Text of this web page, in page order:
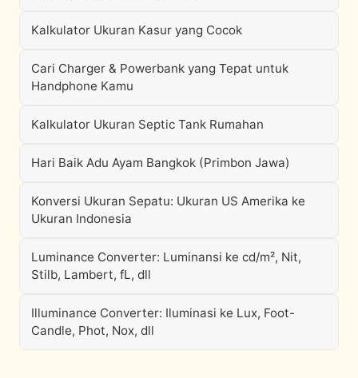
Kalkulator Ukuran Kasur yang Cocok
Cari Charger & Powerbank yang Tepat untuk
Handphone Kamu
Kalkulator Ukuran Septic Tank Rumahan
Hari Baik Adu Ayam Bangkok (Primbon Jawa)
Konversi Ukuran Sepatu: Ukuran US Amerika ke
Ukuran Indonesia
Luminance Converter: Luminansi ke cd/m², Nit,
Stilb, Lambert, fL, dll
Illuminance Converter: Iluminasi ke Lux, Foot-
Candle, Phot, Nox, dll